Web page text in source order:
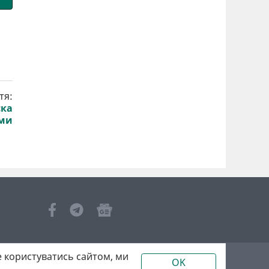
сайтом, ми OK